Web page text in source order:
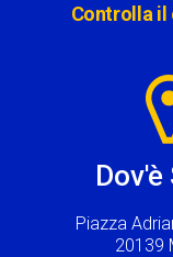
Controlla il
Dov'è
Piazza
20139